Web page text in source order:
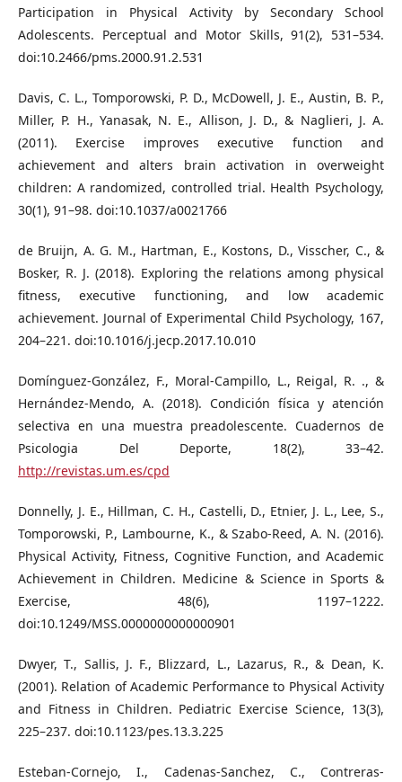
Participation in Physical Activity by Secondary School
Adolescents. Perceptual and Motor Skills, 91(2), 531–534.
doi:10.2466/pms.2000.91.2.531
Davis, C. L., Tomporowski, P. D., McDowell, J. E., Austin, B. P.,
Miller, P. H., Yanasak, N. E., Allison, J. D., & Naglieri, J. A.
(2011). Exercise improves executive function and
achievement and alters brain activation in overweight
children: A randomized, controlled trial. Health Psychology,
30(1), 91–98. doi:10.1037/a0021766
de Bruijn, A. G. M., Hartman, E., Kostons, D., Visscher, C., &
Bosker, R. J. (2018). Exploring the relations among physical
fitness, executive functioning, and low academic
achievement. Journal of Experimental Child Psychology, 167,
204–221. doi:10.1016/j.jecp.2017.10.010
Domínguez-González, F., Moral-Campillo, L., Reigal, R. ., &
Hernández-Mendo, A. (2018). Condición física y atención
selectiva en una muestra preadolescente. Cuadernos de
Psicologia Del Deporte, 18(2), 33–42.
http://revistas.um.es/cpd
Donnelly, J. E., Hillman, C. H., Castelli, D., Etnier, J. L., Lee, S.,
Tomporowski, P., Lambourne, K., & Szabo-Reed, A. N. (2016).
Physical Activity, Fitness, Cognitive Function, and Academic
Achievement in Children. Medicine & Science in Sports &
Exercise, 48(6), 1197–1222.
doi:10.1249/MSS.0000000000000901
Dwyer, T., Sallis, J. F., Blizzard, L., Lazarus, R., & Dean, K.
(2001). Relation of Academic Performance to Physical Activity
and Fitness in Children. Pediatric Exercise Science, 13(3),
225–237. doi:10.1123/pes.13.3.225
Esteban-Cornejo, I., Cadenas-Sanchez, C., Contreras-